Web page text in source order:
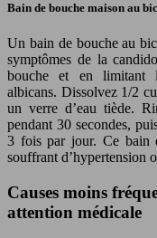
Bain de bouche maison au
Un bain de bouche au
symptômes de la
bouche et en limitant
albicans. Dissolvez 1/2
un verre d’eau tiède.
pendant 30 secondes,
3 fois par jour. Ce bain
souffrant d’hypertension
Causes moins
attention médicale